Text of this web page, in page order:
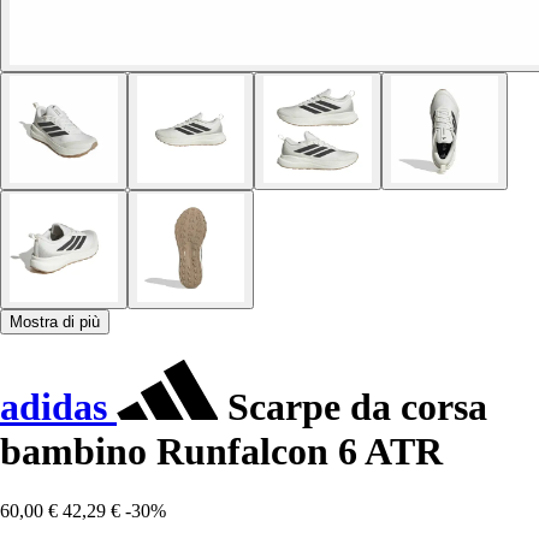
Mostra di più
adidas
Scarpe da corsa
bambino Runfalcon 6 ATR
60,00 € 42,29 € -30%